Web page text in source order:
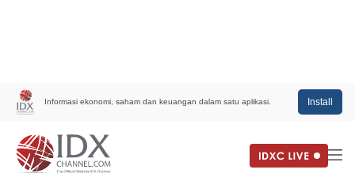
Informasi ekonomi, saham dan keuangan dalam satu aplikasi. Install